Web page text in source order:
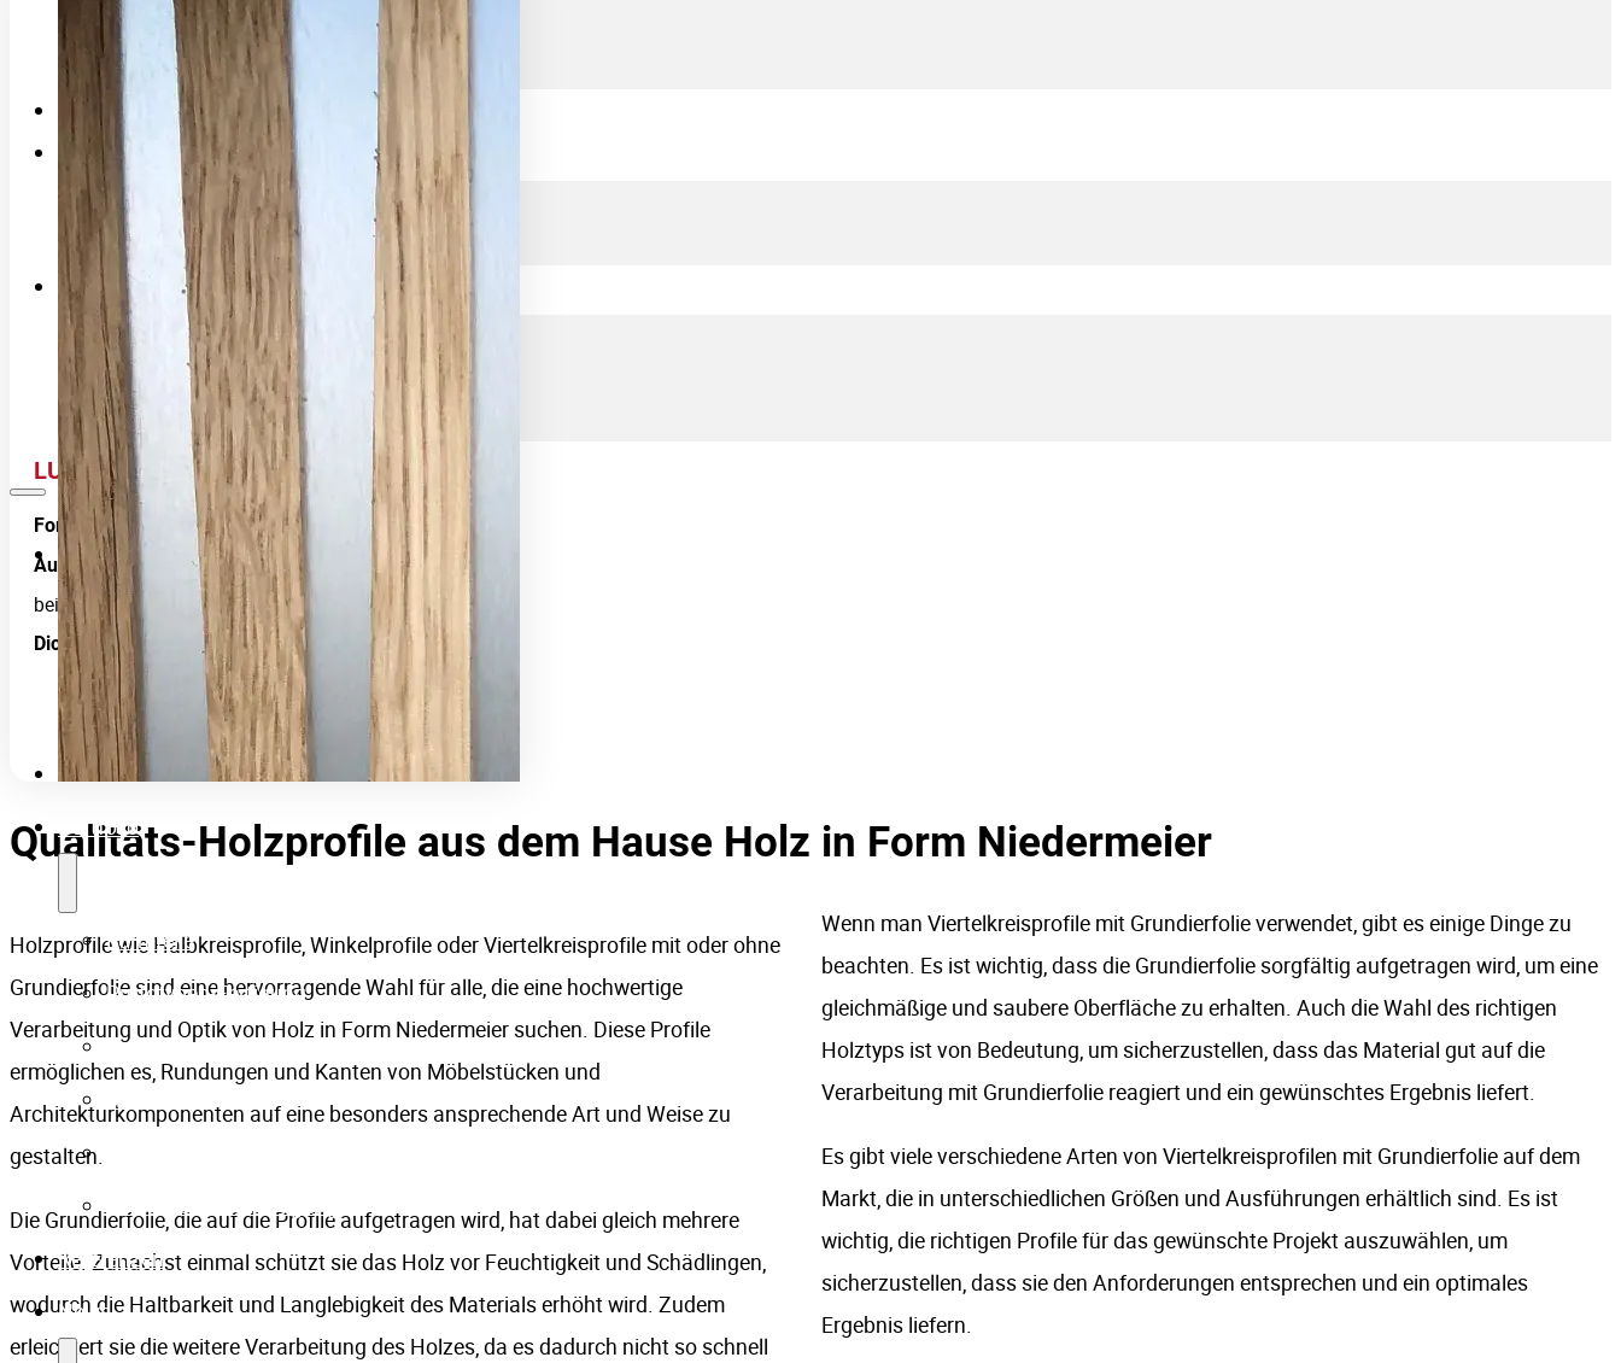
Riffel- & Designplatten
Einblicke in die Fertigung
Referenzen
News
Blog
Presseberichte
Shop
Warenkorb
Kasse
Mein Konto
Unternehmen
Firmenpartner
Karriere
Technik
Portfolio
Formteile
Prototypen-Fertigung
Treppenverkleidungen
Handläufe
Einblicke in die Fertigung
Referenzen
News
LUMINO – Designplatte
Format: 1200 x 600 mm, 2400 x 600 mm
Ausführung : Einseitig oder beidseitig gebürstet,
beidseitig lackiert
Dicke: 5 mm
Produkt ansehen
Qualitäts-Holzprofile aus dem Hause Holz in Form Niedermeier
Holzprofile wie Halbkreisprofile, Winkelprofile oder Viertelkreisprofile mit oder ohne
Grundierfolie sind eine hervorragende Wahl für alle, die eine hochwertige
Verarbeitung und Optik von Holz in Form Niedermeier suchen. Diese Profile
ermöglichen es, Rundungen und Kanten von Möbelstücken und
Architekturkomponenten auf eine besonders ansprechende Art und Weise zu
gestalten.
Die Grundierfolie, die auf die Profile aufgetragen wird, hat dabei gleich mehrere
Vorteile. Zunächst einmal schützt sie das Holz vor Feuchtigkeit und Schädlingen,
wodurch die Haltbarkeit und Langlebigkeit des Materials erhöht wird. Zudem
erleichtert sie die weitere Verarbeitung des Holzes, da es dadurch nicht so schnell
Wenn man Viertelkreisprofile mit Grundierfolie verwendet, gibt es einige Dinge zu
beachten. Es ist wichtig, dass die Grundierfolie sorgfältig aufgetragen wird, um eine
gleichmäßige und saubere Oberfläche zu erhalten. Auch die Wahl des richtigen
Holztyps ist von Bedeutung, um sicherzustellen, dass das Material gut auf die
Verarbeitung mit Grundierfolie reagiert und ein gewünschtes Ergebnis liefert.
Es gibt viele verschiedene Arten von Viertelkreisprofilen mit Grundierfolie auf dem
Markt, die in unterschiedlichen Größen und Ausführungen erhältlich sind. Es ist
wichtig, die richtigen Profile für das gewünschte Projekt auszuwählen, um
sicherzustellen, dass sie den Anforderungen entsprechen und ein optimales
Ergebnis liefern.